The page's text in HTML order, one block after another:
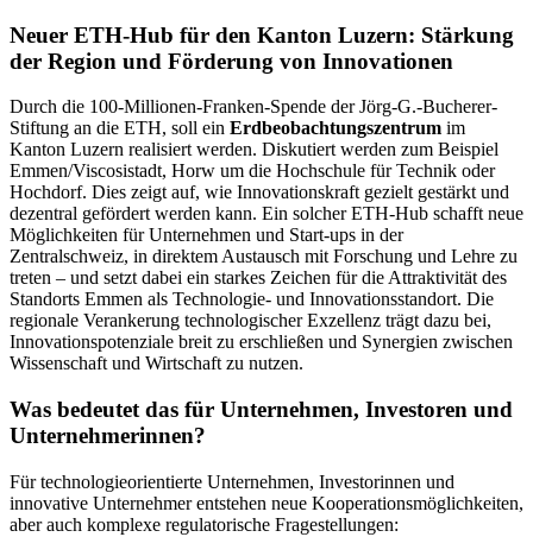
Neuer ETH-Hub für den Kanton Luzern: Stärkung
der Region und Förderung von Innovationen
Durch die 100-Millionen-Franken-Spende der Jörg-G.-Bucherer-
Stiftung an die ETH, soll ein Erdbeobachtungszentrum im
Kanton Luzern realisiert werden. Diskutiert werden zum Beispiel
Emmen/Viscosistadt, Horw um die Hochschule für Technik oder
Hochdorf. Dies zeigt auf, wie Innovationskraft gezielt gestärkt und
dezentral gefördert werden kann. Ein solcher ETH-Hub schafft neue
Möglichkeiten für Unternehmen und Start-ups in der
Zentralschweiz, in direktem Austausch mit Forschung und Lehre zu
treten – und setzt dabei ein starkes Zeichen für die Attraktivität des
Standorts Emmen als Technologie- und Innovationsstandort. Die
regionale Verankerung technologischer Exzellenz trägt dazu bei,
Innovationspotenziale breit zu erschließen und Synergien zwischen
Wissenschaft und Wirtschaft zu nutzen.
Was bedeutet das für Unternehmen, Investoren und
Unternehmerinnen?
Für technologieorientierte Unternehmen, Investorinnen und
innovative Unternehmer entstehen neue Kooperationsmöglichkeiten,
aber auch komplexe regulatorische Fragestellungen: